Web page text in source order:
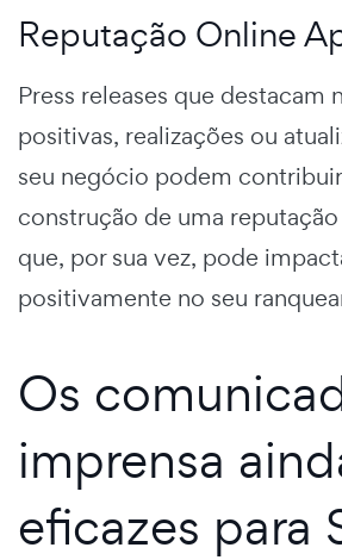
Reputação Online
Press releases que destacam
positivas, realizações ou
seu negócio podem
construção de uma
que, por sua vez, pode
positivamente no seu
Os
imprensa
eficazes para